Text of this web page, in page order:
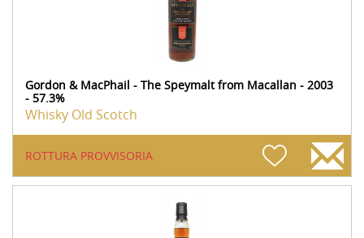
Gordon & MacPhail - The Speymalt from Macallan - 2003
- 57.3%
Whisky Old Scotch
ROTTURA PROVVISORIA